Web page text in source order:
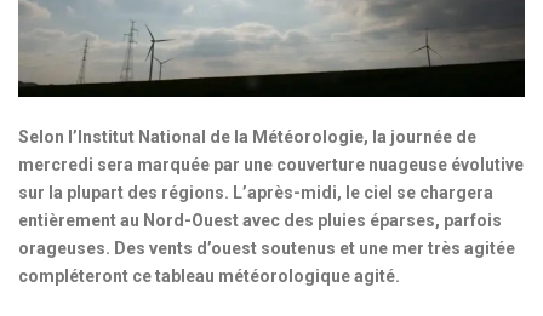
Selon l’Institut National de la Météorologie, la journée de
mercredi sera marquée par une couverture nuageuse évolutive
sur la plupart des régions. L’après-midi, le ciel se chargera
entièrement au Nord-Ouest avec des pluies éparses, parfois
orageuses. Des vents d’ouest soutenus et une mer très agitée
compléteront ce tableau météorologique agité.